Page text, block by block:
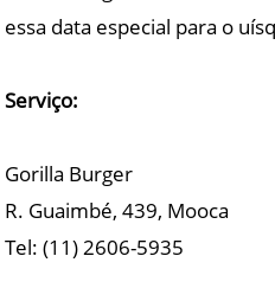
essa data especial para o
Serviço:
Gorilla Burger
R. Guaimbé, 439, Mooca
Tel: (11) 2606-5935